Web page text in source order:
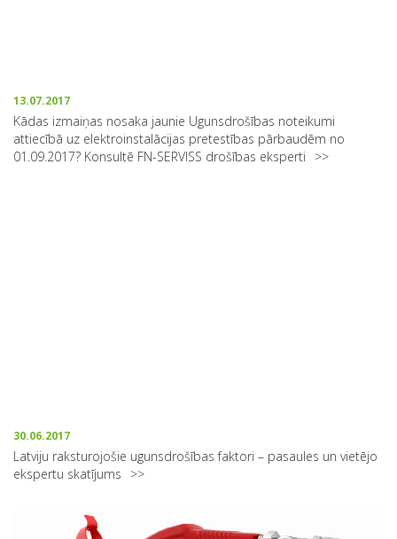
13.07.2017
Kādas izmaiņas nosaka jaunie Ugunsdrošības noteikumi
attiecībā uz elektroinstalācijas pretestības pārbaudēm no
01.09.2017? Konsultē FN-SERVISS drošības eksperti
30.06.2017
Latviju raksturojošie ugunsdrošības faktori – pasaules un vietējo
ekspertu skatījums